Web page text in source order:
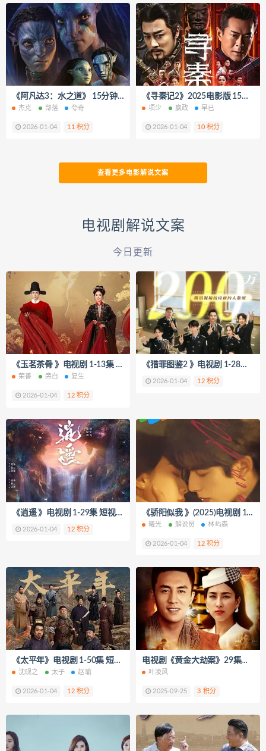
《阿凡达3：水之道》 15分钟一口气看完 短视频解说文案
杰克 部落 夸奇
2026-01-04 11 积分
《寻秦记2》2025电影版 15分钟一口气看完 短视频解说文案
项少 嬴政 早已
2026-01-04 10 积分
查看更多电影解说文案
电视剧解说文案
今日更新
《玉茗茶骨 》电视剧 1-13集 短视频解说文案
荣善 旁白 复生
2026-01-04 12 积分
《猎罪图鉴2 》电视剧 1-28集 短视频解说文案
2026-01-04 12 积分
《逍遥 》电视剧 1-29集 短视频解说文案
2026-01-04 12 积分
《骄阳似我 》(2025)电视剧 1-26集 短视频解说文案
曦光 解说员 林屿森
2026-01-04 12 积分
《太平年》电视剧 1-50集 短视频解说文案
沈砚之 太子 赵瑜
2026-01-04 12 积分
电视剧《黄金大劫案》29集电视剧解说文案/片源下载（完结）
叶凌风
2025-09-25 3 积分